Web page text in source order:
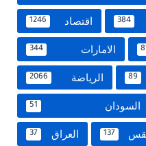
384 اقتصاد 1246
الامارات 344
89 الرياضة 2066
السودان 51
137 العراق 37